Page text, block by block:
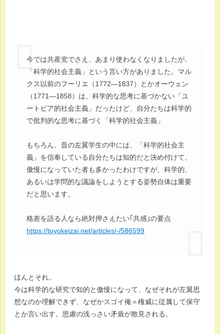
今では共産党でさえ、あまり使わなくなりましたが、
「科学的社会主義」という言い方がありました。マル
クス以前のフーリエ（1772―1837）とかオーウェン
（1771―1858）は、科学的な思考に基づかない「ユ
ートピア的社会主義」だったけど、自分たちは科学的
で批判的な思考に基づく「科学的社会主義」
もちろん、昔の左翼学生の中には、「科学的社会主
義」を信奉している自分たちは知的だと決め付けて、
傲慢になっていた者も多かったわけですが、科学的、
あるいは学問的な議論をしようとする姿勢自体は重要
だと思います。
格差を語る人なら絶対押さえたい｢共感｣の要点
https://toyokeizai.net/articles/-/586599
ほんとそれ。
今は科学的な研究で知的と傲慢になって、なぜそれが左翼思
想なのか理解できず、なぜかスゴイ俺＝権威に従属して保守
とか言い出す。思慮の浅っさい矛盾が散見される。